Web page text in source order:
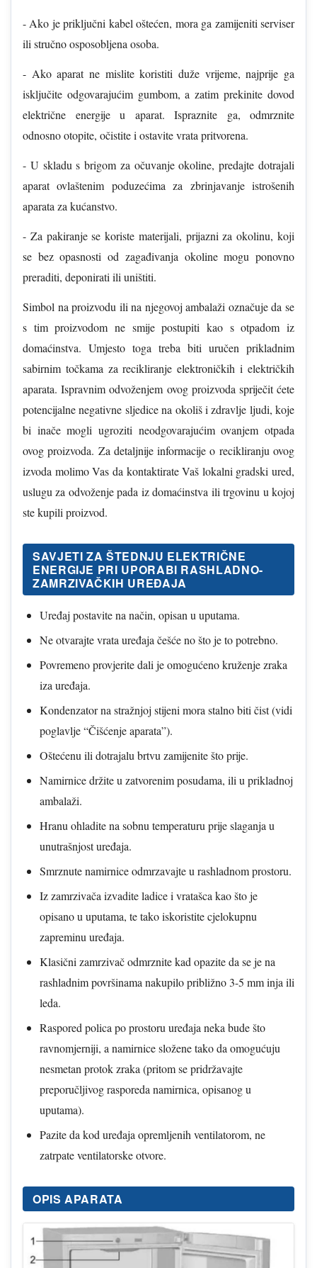
- Ako je priključni kabel oštećen, mora ga zamijeniti serviser
ili stručno osposobljena osoba.
- Ako aparat ne mislite koristiti duže vrijeme, najprije ga
isključite odgovarajućim gumbom, a zatim prekinite dovod
električne energije u aparat. Ispraznite ga, odmrznite
odnosno otopite, očistite i ostavite vrata pritvorena.
- U skladu s brigom za očuvanje okoline, predajte dotrajali
aparat ovlaštenim poduzećima za zbrinjavanje istrošenih
aparata za kućanstvo.
- Za pakiranje se koriste materijali, prijazni za okolinu, koji
se bez opasnosti od zagađivanja okoline mogu ponovno
preraditi, deponirati ili uništiti.
Simbol na proizvodu ili na njegovoj ambalaži označuje da se
s tim proizvodom ne smije postupiti kao s otpadom iz
domaćinstva. Umjesto toga treba biti uručen prikladnim
sabirnim točkama za recikliranje elektroničkih i električkih
aparata. Ispravnim odvoženjem ovog proizvoda spriječit ćete
potencijalne negativne sljedice na okoliš i zdravlje ljudi, koje
bi inače mogli ugroziti neodgovarajućim ovanjem otpada
ovog proizvoda. Za detaljnije informacije o recikliranju ovog
izvoda molimo Vas da kontaktirate Vaš lokalni gradski ured,
uslugu za odvoženje pada iz domaćinstva ili trgovinu u kojoj
ste kupili proizvod.
SAVJETI ZA ŠTEDNJU ELEKTRIČNE
ENERGIJE PRI UPORABI RASHLADNO-
ZAMRZIVAČKIH UREĐAJA
Uređaj postavite na način, opisan u uputama.
Ne otvarajte vrata uređaja češće no što je to potrebno.
Povremeno provjerite dali je omogućeno kruženje zraka
iza uređaja.
Kondenzator na stražnjoj stijeni mora stalno biti čist (vidi
poglavlje “Čišćenje aparata”).
Oštećenu ili dotrajalu brtvu zamijenite što prije.
Namirnice držite u zatvorenim posudama, ili u prikladnoj
ambalaži.
Hranu ohladite na sobnu temperaturu prije slaganja u
unutrašnjost uređaja.
Smrznute namirnice odmrzavajte u rashladnom prostoru.
Iz zamrzivača izvadite ladice i vratašca kao što je
opisano u uputama, te tako iskoristite cjelokupnu
zapreminu uređaja.
Klasični zamrzivač odmrznite kad opazite da se je na
rashladnim površinama nakupilo približno 3-5 mm inja ili
leda.
Raspored polica po prostoru uređaja neka bude što
ravnomjerniji, a namirnice složene tako da omogućuju
nesmetan protok zraka (pritom se pridržavajte
preporučljivog rasporeda namirnica, opisanog u
uputama).
Pazite da kod uređaja opremljenih ventilatorom, ne
zatrpate ventilatorske otvore.
OPIS APARATA